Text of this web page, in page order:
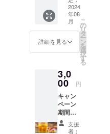
リター
ンは
キャン
ペーン
期間中
のお名
前のみ
読み上
げま
す。 ※
支援
時、必
ず備考
りさせ
ていた
だきま
す！
2024
年08
月
詳細を見る
こ
の
リ
タ
ー
ン
を
選
択
す
る
3,0
00 円
キャン
ペーン
期間
中、ご
来店の
支援
者：